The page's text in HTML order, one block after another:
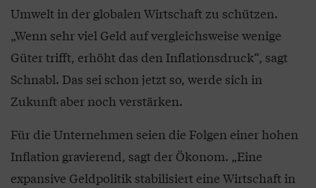
Umwelt in der globalen Wirtschaft zu schützen.
„Wenn sehr viel Geld auf vergleichsweise wenige
Güter trifft, erhöht das den Inflationsdruck“, sagt
Schnabl. Das sei schon jetzt so, werde sich in
Zukunft aber noch verstärken.
Für die Unternehmen seien die Folgen einer hohen
Inflation gravierend, sagt der Ökonom. „Eine
expansive Geldpolitik stabilisiert eine Wirtschaft in